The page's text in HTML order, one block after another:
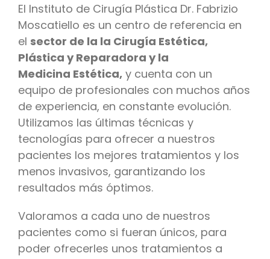
El Instituto de Cirugía Plástica Dr. Fabrizio
Moscatiello es un centro de referencia en
el sector de la la Cirugía Estética,
Plástica y Reparadora y la
Medicina Estética,y cuenta con un
equipo de profesionales con muchos años
de experiencia, en constante evolución.
Utilizamos las últimas técnicas y
tecnologías para ofrecer a nuestros
pacientes los mejores tratamientos y los
menos invasivos, garantizando los
resultados más óptimos.
Valoramos a cada uno de nuestros
pacientes como si fueran únicos, para
poder ofrecerles unos tratamientos a